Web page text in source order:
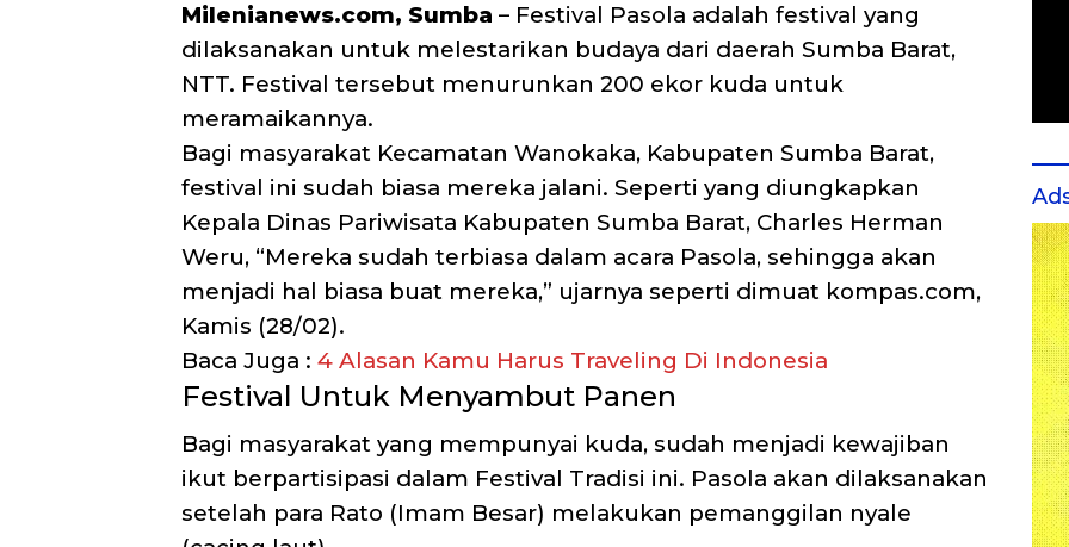
Milenianews.com, Sumba – Festival Pasola adalah festival yang
dilaksanakan untuk melestarikan budaya dari daerah Sumba Barat,
NTT. Festival tersebut menurunkan 200 ekor kuda untuk
meramaikannya.
Bagi masyarakat Kecamatan Wanokaka, Kabupaten Sumba Barat,
festival ini sudah biasa mereka jalani. Seperti yang diungkapkan
Kepala Dinas Pariwisata Kabupaten Sumba Barat, Charles Herman
Weru, “Mereka sudah terbiasa dalam acara Pasola, sehingga akan
menjadi hal biasa buat mereka,” ujarnya seperti dimuat kompas.com,
Kamis (28/02).
Baca Juga : 4 Alasan Kamu Harus Traveling Di Indonesia
Festival Untuk Menyambut Panen
Bagi masyarakat yang mempunyai kuda, sudah menjadi kewajiban
ikut berpartisipasi dalam Festival Tradisi ini. Pasola akan dilaksanakan
setelah para Rato (Imam Besar) melakukan pemanggilan nyale